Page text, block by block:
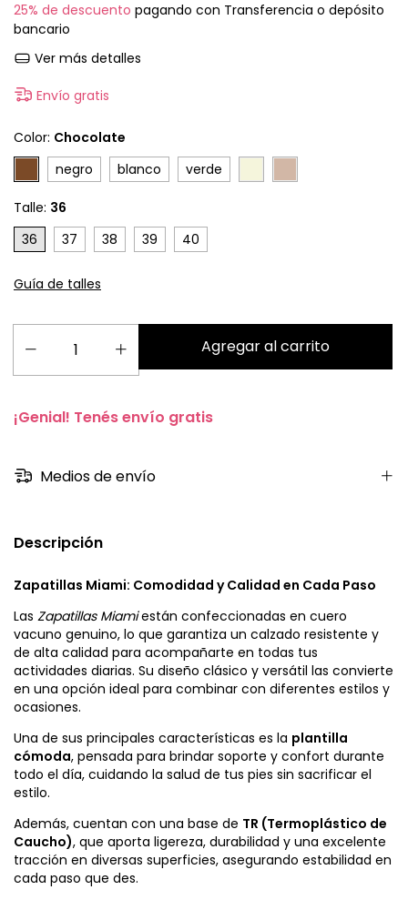
25% de descuento pagando con Transferencia o depósito
bancario
Ver más detalles
Envío gratis
Color: Chocolate
negro
blanco verde
Talle: 36
36
37 38 39 40
Guía de talles
¡Genial! Tenés envío gratis
Medios de envío
Descripción
Zapatillas Miami: Comodidad y Calidad en Cada Paso
Las Zapatillas Miamiestán confeccionadas en cuero
vacuno genuino, lo que garantiza un calzado resistente y
de alta calidad para acompañarte en todas tus
actividades diarias. Su diseño clásico y versátil las convierte
en una opción ideal para combinar con diferentes estilos y
ocasiones.
Una de sus principales características es la plantilla
cómoda, pensada para brindar soporte y confort durante
todo el día, cuidando la salud de tus pies sin sacrificar el
estilo.
Además, cuentan con una base de TR (Termoplástico de
Caucho), que aporta ligereza, durabilidad y una excelente
tracción en diversas superficies, asegurando estabilidad en
cada paso que des.